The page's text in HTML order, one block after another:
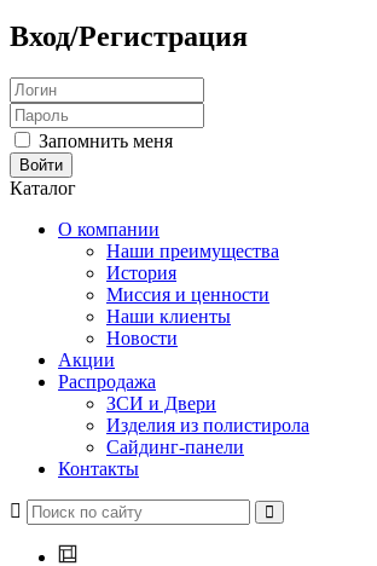
Вход/Регистрация
Запомнить меня
Каталог
О компании
Наши преимущества
История
Миссия и ценности
Наши клиенты
Новости
Акции
Распродажа
ЗСИ и Двери
Изделия из полистирола
Сайдинг-панели
Контакты